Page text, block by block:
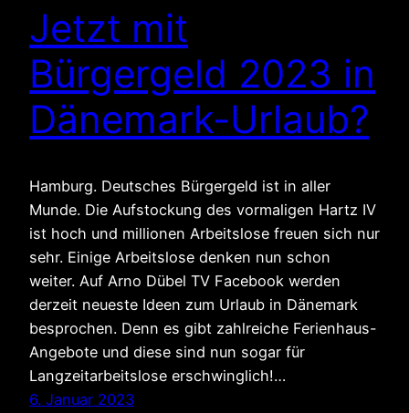
Jetzt mit
Bürgergeld 2023 in
Dänemark-Urlaub?
Hamburg. Deutsches Bürgergeld ist in aller
Munde. Die Aufstockung des vormaligen Hartz IV
ist hoch und millionen Arbeitslose freuen sich nur
sehr. Einige Arbeitslose denken nun schon
weiter. Auf Arno Dübel TV Facebook werden
derzeit neueste Ideen zum Urlaub in Dänemark
besprochen. Denn es gibt zahlreiche Ferienhaus-
Angebote und diese sind nun sogar für
Langzeitarbeitslose erschwinglich!…
6. Januar 2023